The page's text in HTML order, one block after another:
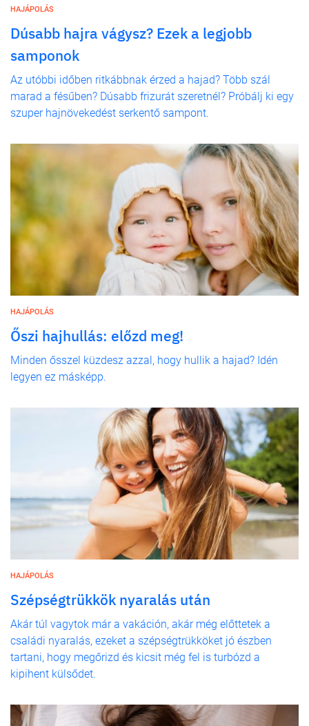
HAJÁPOLÁS
Dúsabb hajra vágysz? Ezek a legjobb
samponok
Az utóbbi időben ritkábbnak érzed a hajad? Több szál
marad a fésűben? Dúsabb frizurát szeretnél? Próbálj ki egy
szuper hajnövekedést serkentő sampont.
HAJÁPOLÁS
Őszi hajhullás: előzd meg!
Minden ősszel küzdesz azzal, hogy hullik a hajad? Idén
legyen ez másképp.
HAJÁPOLÁS
Szépségtrükkök nyaralás után
Akár túl vagytok már a vakáción, akár még előttetek a
családi nyaralás, ezeket a szépségtrükköket jó észben
tartani, hogy megőrizd és kicsit még fel is turbózd a
kipihent külsődet.